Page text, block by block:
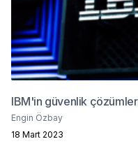
IBM'in güvenlik
Engin Özbay
18 Mart 2023